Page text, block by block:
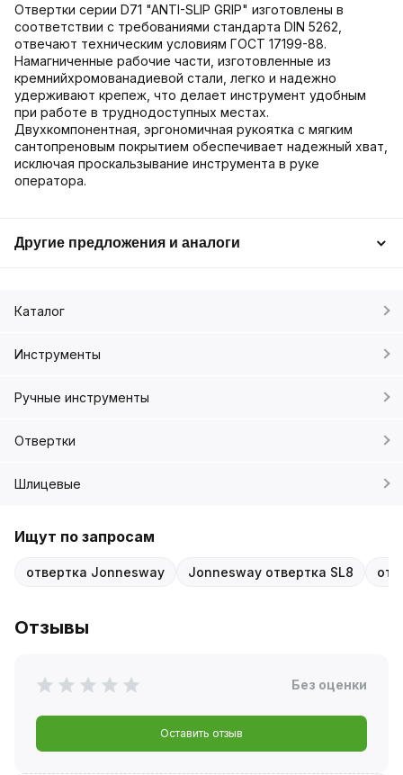
Отвертки серии D71 "ANTI-SLIP GRIP" изготовлены в
соответствии с требованиями стандарта DIN 5262,
отвечают техническим условиям ГОСТ 17199-88.
Намагниченные рабочие части, изготовленные из
кремнийхромованадиевой стали, легко и надежно
удерживают крепеж, что делает инструмент удобным
при работе в труднодоступных местах.
Двухкомпонентная, эргономичная рукоятка с мягким
сантопреновым покрытием обеспечивает надежный хват,
исключая проскальзывание инструмента в руке
оператора.
Другие предложения и аналоги
Каталог
Инструменты
Ручные инструменты
Отвертки
Шлицевые
Ищут по запросам
отвертка Jonnesway Jonnesway отвертка SL8
Отзывы
Без оценки
Оставить отзыв